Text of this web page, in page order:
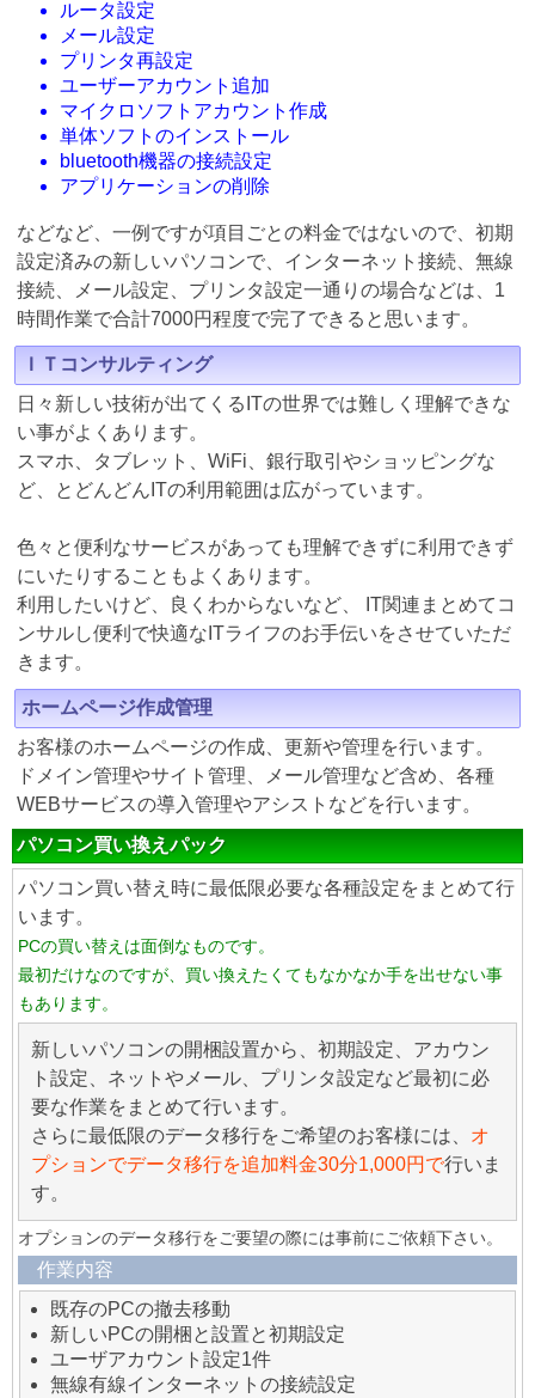
ルータ設定
メール設定
プリンタ再設定
ユーザーアカウント追加
マイクロソフトアカウント作成
単体ソフトのインストール
bluetooth機器の接続設定
アプリケーションの削除
などなど、一例ですが項目ごとの料金ではないので、初期
設定済みの新しいパソコンで、インターネット接続、無線
接続、メール設定、プリンタ設定一通りの場合などは、1
時間作業で合計7000円程度で完了できると思います。
ＩＴコンサルティング
日々新しい技術が出てくるITの世界では難しく理解できな
い事がよくあります。
スマホ、タブレット、WiFi、銀行取引やショッピングな
ど、とどんどんITの利用範囲は広がっています。
色々と便利なサービスがあっても理解できずに利用できず
にいたりすることもよくあります。
利用したいけど、良くわからないなど、 IT関連まとめてコ
ンサルし便利で快適なITライフのお手伝いをさせていただ
きます。
ホームページ作成管理
お客様のホームページの作成、更新や管理を行います。
ドメイン管理やサイト管理、メール管理など含め、各種
WEBサービスの導入管理やアシストなどを行います。
パソコン買い換えパック
パソコン買い替え時に最低限必要な各種設定をまとめて行
います。
PCの買い替えは面倒なものです。
最初だけなのですが、買い換えたくてもなかなか手を出せない事
もあります。
新しいパソコンの開梱設置から、初期設定、アカウン
ト設定、ネットやメール、プリンタ設定など最初に必
要な作業をまとめて行います。
さらに最低限のデータ移行をご希望のお客様には、 オ
プションでデータ移行を追加料金30分1,000円で行いま
す。
オプションのデータ移行をご要望の際には事前にご依頼下さい。
作業内容
既存のPCの撤去移動
新しいPCの開梱と設置と初期設定
ユーザアカウント設定1件
無線有線インターネットの接続設定